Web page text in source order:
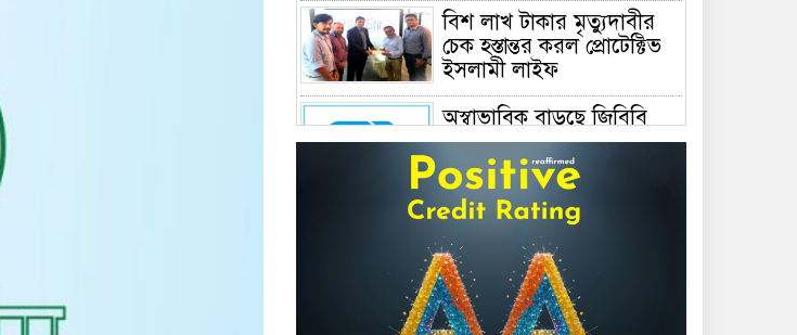
বিশ লাখ টাকার মৃত্যুদাবীর
চেক হস্তান্তর করল প্রোটেক্টিভ
ইসলামী লাইফ
অস্বাভাবিক বাড়ছে জিবিবি
পাওয়ারের শেয়ার দর,
ডিএসইর সতর্কবার্তা